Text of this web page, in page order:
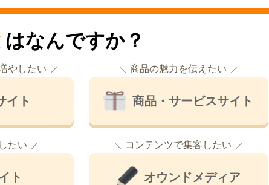
はなんですか？
やしたい
イト
商品の魅力を伝えたい
商品・サービスサイト
たい
ト
コンテンツで集客したい
オウンドメディア